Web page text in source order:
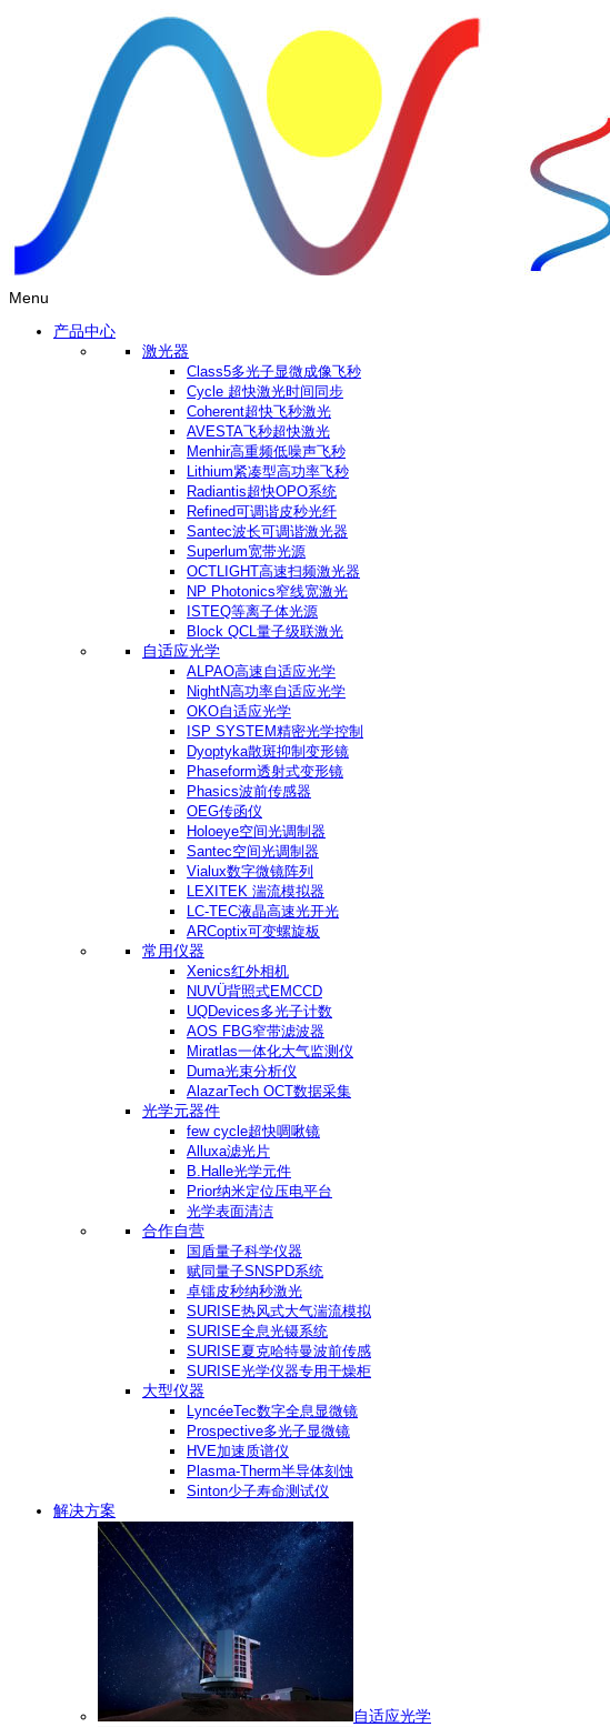
Menu
产品中心
激光器
Class5多光子显微成像飞秒
Cycle 超快激光时间同步
Coherent超快飞秒激光
AVESTA飞秒超快激光
Menhir高重频低噪声飞秒
Lithium紧凑型高功率飞秒
Radiantis超快OPO系统
Refined可调谐皮秒光纤
Santec波长可调谐激光器
Superlum宽带光源
OCTLIGHT高速扫频激光器
NP Photonics窄线宽激光
ISTEQ等离子体光源
Block QCL量子级联激光
自适应光学
ALPAO高速自适应光学
NightN高功率自适应光学
OKO自适应光学
ISP SYSTEM精密光学控制
Dyoptyka散斑抑制变形镜
Phaseform透射式变形镜
Phasics波前传感器
OEG传函仪
Holoeye空间光调制器
Santec空间光调制器
Vialux数字微镜阵列
LEXITEK 湍流模拟器
LC-TEC液晶高速光开光
ARCoptix可变螺旋板
常用仪器
Xenics红外相机
NUVÜ背照式EMCCD
UQDevices多光子计数
AOS FBG窄带滤波器
Miratlas一体化大气监测仪
Duma光束分析仪
AlazarTech OCT数据采集
光学元器件
few cycle超快啁啾镜
Alluxa滤光片
B.Halle光学元件
Prior纳米定位压电平台
光学表面清洁
合作自营
国盾量子科学仪器
赋同量子SNSPD系统
卓镭皮秒纳秒激光
SURISE热风式大气湍流模拟
SURISE全息光镊系统
SURISE夏克哈特曼波前传感
SURISE光学仪器专用干燥柜
大型仪器
LyncéeTec数字全息显微镜
Prospective多光子显微镜
HVE加速质谱仪
Plasma-Therm半导体刻蚀
Sinton少子寿命测试仪
解决方案
自适应光学